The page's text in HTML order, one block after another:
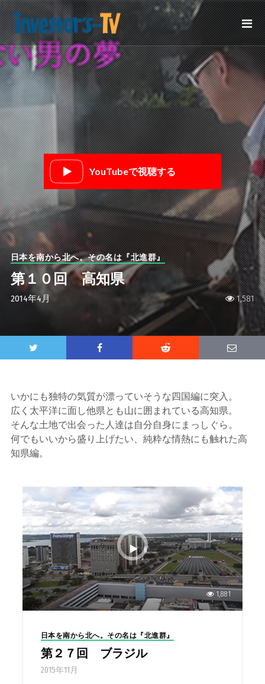
YouTubeで視聴する
1,581
日本を南から北へ。その名は『北進群』
第１０回 高知県
2014年4月
いかにも独特の気質が漂っていそうな四国編に突入。
広く太平洋に面し他県とも山に囲まれている高知県。
そんな土地で出会った人達は自分自身にまっしぐら。
何でもいいから盛り上げたい、純粋な情熱にも触れた高
知県編。
1,881
日本を南から北へ。その名は『北進群』
第２７回 ブラジル
2015年11月